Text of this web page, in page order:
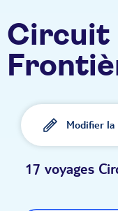
Circuit
Modifier la
17 voyages